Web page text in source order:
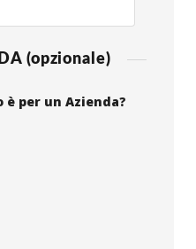
(opzionale)
per un Azienda?